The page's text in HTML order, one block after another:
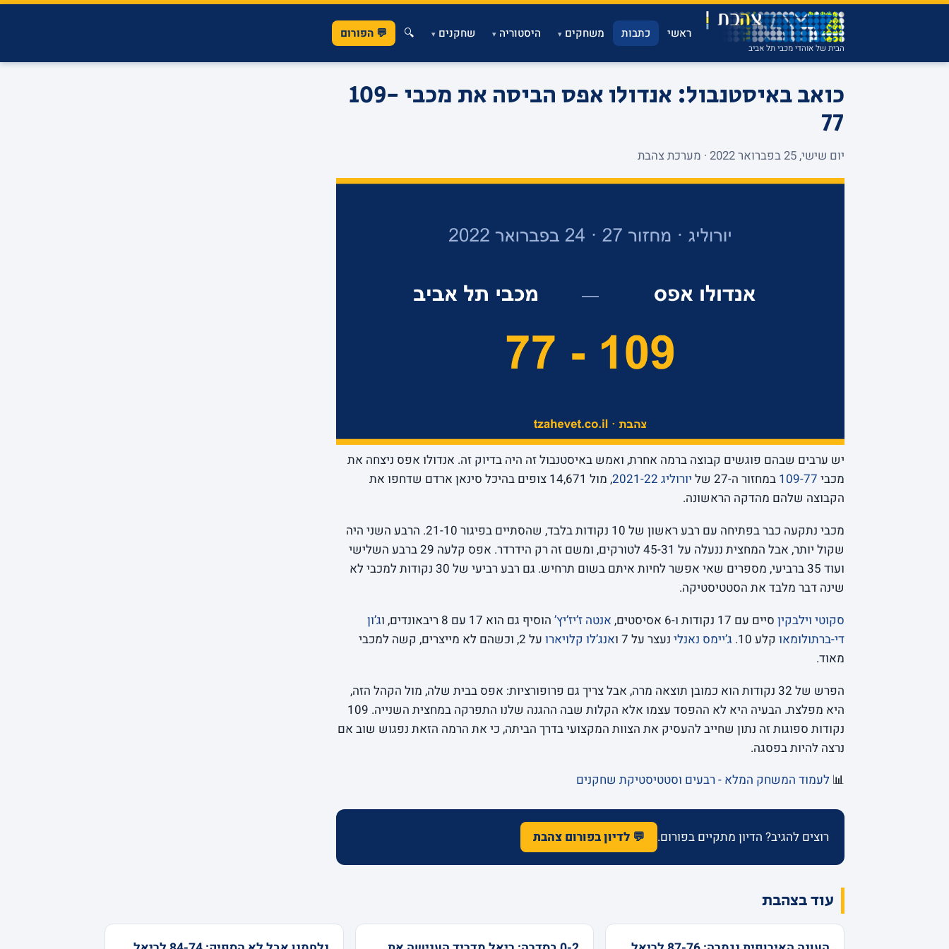
הבית של אוהדי מכבי תל אביב
ראשי כתבות משחקים▾ היסטוריה▾ שחקנים▾
🔍 💬 הפורום
כואב באיסטנבול: אנדולו אפס הביסה את מכבי 109-
77
יום שישי, 25 בפברואר 2022 · מערכת צהבת
יש ערבים שבהם פוגשים קבוצה ברמה אחרת, ואמש באיסטנבול זה היה בדיוק זה. אנדולו אפס ניצחה את
מכבי 109-77 במחזור ה-27 של יורוליג 2021-22
, מול 14,671 צופים בהיכל סינאן ארדם שדחפו את
הקבוצה שלהם מהדקה הראשונה.
מכבי נתקעה כבר בפתיחה עם רבע ראשון של 10 נקודות בלבד, שהסתיים בפיגור 21-10. הרבע השני היה
שקול יותר, אבל המחצית ננעלה על 45-31 לטורקים, ומשם זה רק הידרדר. אפס קלעה 29 ברבע השלישי
ועוד 35 ברביעי, מספרים שאי אפשר לחיות איתם בשום תרחיש. גם רבע רביעי של 30 נקודות למכבי לא
שינה דבר מלבד את הסטטיסטיקה.
סקוטי וילבקין סיים עם 17 נקודות ו-6 אסיסטים, אנטה ז’יז’יץ’ הוסיף גם הוא 17 עם 8 ריבאונדים, ו
ג’ון
די-ברתולומאו קלע 10. ג’יימס נאנלי נעצר על 7 ו אנג’לו קלויארו
על 2, וכשהם לא מייצרים, קשה למכבי
מאוד.
הפרש של 32 נקודות הוא כמובן תוצאה מרה, אבל צריך גם פרופורציות: אפס בבית שלה, מול הקהל הזה,
היא מפלצת. הבעיה היא לא ההפסד עצמו אלא הקלות שבה ההגנה שלנו התפרקה במחצית השנייה. 109
נקודות ספוגות זה נתון שחייב להעסיק את הצוות המקצועי בדרך הביתה, כי את הרמה הזאת נפגוש שוב אם
נרצה להיות בפסגה.
📊 לעמוד המשחק המלא - רבעים וסטטיסטיקת שחקנים
רוצים להגיב? הדיון מתקיים בפורום. 💬 לדיון בפורום צהבת
עוד בצהבת